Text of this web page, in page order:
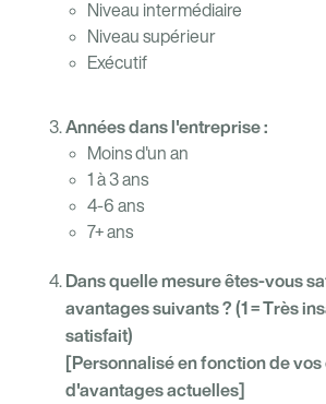
Niveau intermédiaire
Niveau supérieur
Exécutif
Années dans l'entreprise :
Moins d'un an
1 à 3 ans
4-6 ans
7+ ans
Dans quelle mesure êtes-vous
avantages suivants ? (1 = Très
satisfait)
[Personnalisé en fonction de
d'avantages actuelles]